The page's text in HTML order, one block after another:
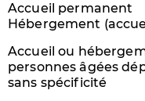
Accueil permanent
Hébergement
Accueil ou
personnes âgées
sans spécificité